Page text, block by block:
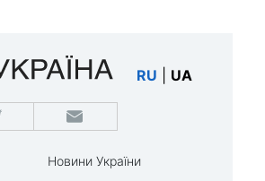
RU UA
Новини України